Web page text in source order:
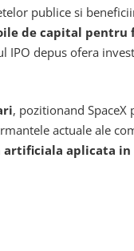
publice si
de capital pentru
IPO depus ofera
, pozitionand
actuale ale
aplicata in